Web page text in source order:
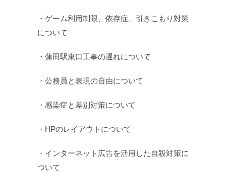
・ゲーム利用制限、依存症、引きこもり対策
について
・蒲田駅東口工事の遅れについて
・公務員と表現の自由について
・感染症と差別対策について
・HPのレイアウトについて
・インターネット広告を活用した自殺対策に
ついて